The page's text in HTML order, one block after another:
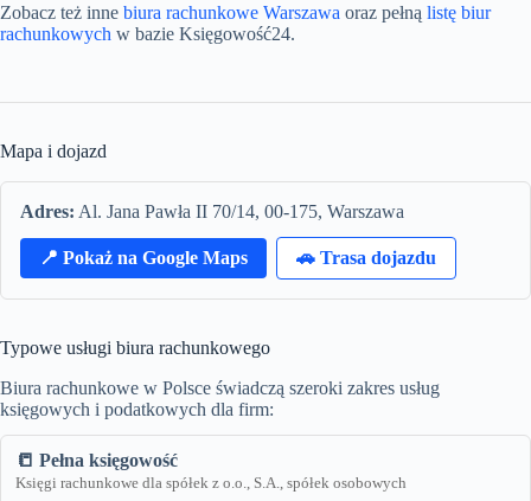
Zobacz też inne biura rachunkowe Warszawa oraz pełną listę biur
rachunkowych w bazie Księgowość24.
Mapa i dojazd
Adres: Al. Jana Pawła II 70/14, 00-175, Warszawa
📍 Pokaż na Google Maps 🚗 Trasa dojazdu
Typowe usługi biura rachunkowego
Biura rachunkowe w Polsce świadczą szeroki zakres usług
księgowych i podatkowych dla firm:
📒 Pełna księgowość
Księgi rachunkowe dla spółek z o.o., S.A., spółek osobowych